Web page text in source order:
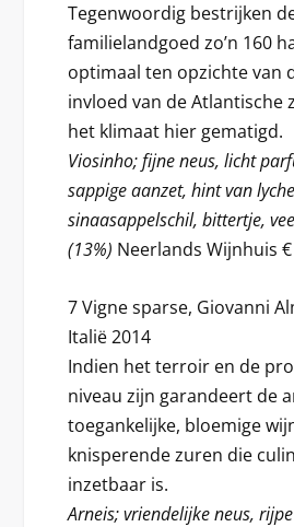
Tegenwoordig bestrijken
familielandgoed zo’n 160
optimaal ten opzichte van
invloed van de Atlantische
het klimaat hier gematigd.
Viosinho; fijne neus, licht
sappige aanzet, hint van
sinaasappelschil, bittertje,
(13%) Neerlands Wijnhuis
7 Vigne sparse, Giovanni
Italië 2014
Indien het terroir en de
niveau zijn garandeert de
toegankelijke, bloemige
knisperende zuren die
inzetbaar is.
Arneis; vriendelijke neus,